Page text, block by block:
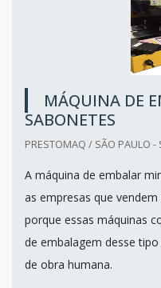
MÁQUINA DE
SABONETES
PRESTOMAQ / SÃO PAULO -
A máquina de embalar
as empresas que
porque essas máquinas
de embalagem desse
de obra humana.